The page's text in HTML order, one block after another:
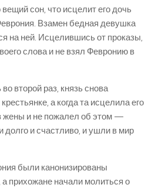
сон, что исцелит его дочь
Взамен бедная девушка
на ней. Исцелившись от проказы,
слова и не взял Февронию в
второй раз, князь снова
а когда та исцелила его
жены и не пожалел об этом —
долго и счастливо, и ушли в мир
были канонизированы
прихожане начали молиться о